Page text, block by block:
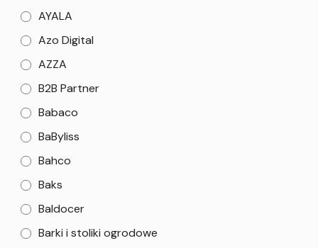
AYALA
Azo Digital
AZZA
B2B Partner
Babaco
BaByliss
Bahco
Baks
Baldocer
Barki i stoliki ogrodowe